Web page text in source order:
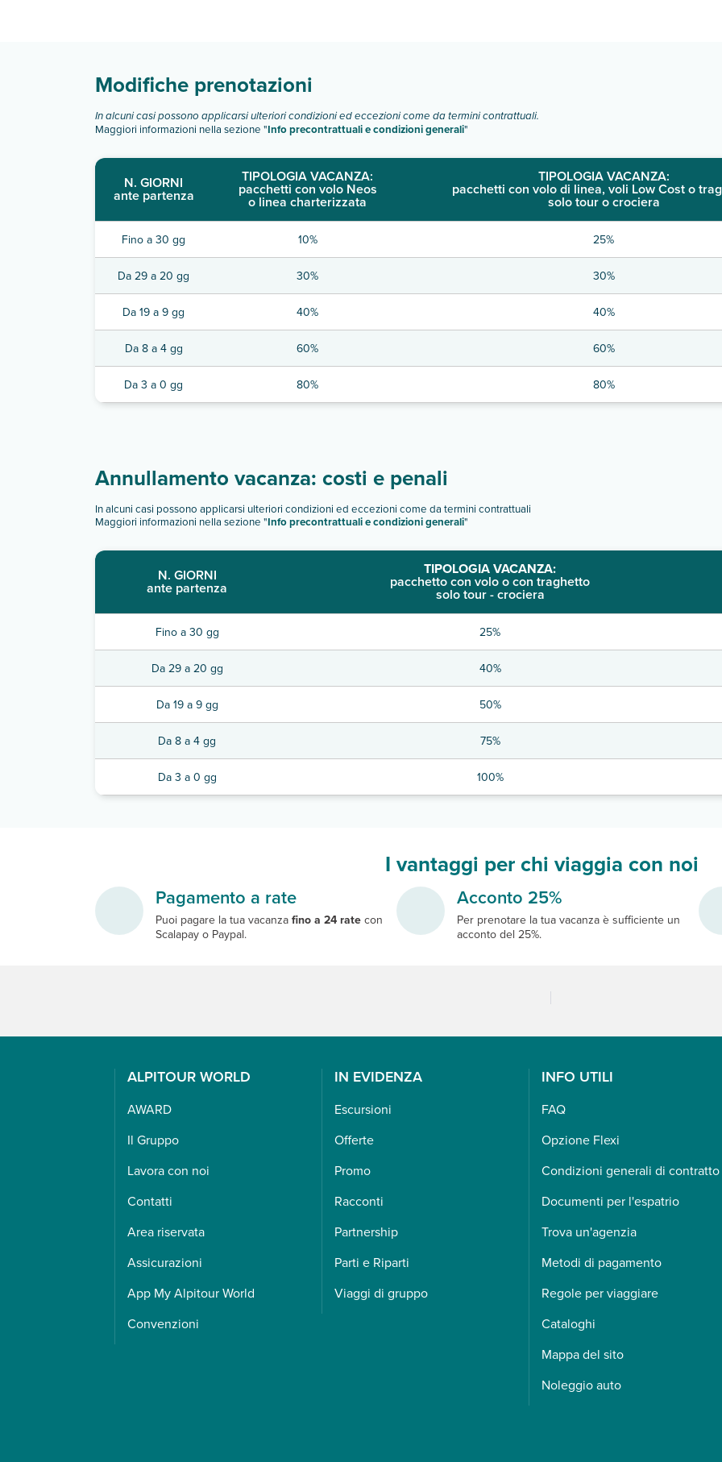
Modifiche prenotazioni
In alcuni casi possono applicarsi ulteriori condizioni ed eccezioni come da termini contrattuali.
Maggiori informazioni nella sezione "Info precontrattuali e condizioni generali"
N. GIORNI
ante partenza
TIPOLOGIA VACANZA:
pacchetti con volo Neos
o linea charterizzata
TIPOLOGIA VACANZA:
pacchetti con volo di linea, voli Low Cost o
solo tour o crociera
Fino a 30 gg 10% 25%
Da 29 a 20 gg 30% 30%
Da 19 a 9 gg 40% 40%
Da 8 a 4 gg 60% 60%
Da 3 a 0 gg 80% 80%
Annullamento vacanza: costi e penali
In alcuni casi possono applicarsi ulteriori condizioni ed eccezioni come da termini contrattuali
Maggiori informazioni nella sezione "Info precontrattuali e condizioni generali"
N. GIORNI
ante partenza
TIPOLOGIA VACANZA:
pacchetto con volo o con traghetto
solo tour - crociera
Fino a 30 gg 25%
Da 29 a 20 gg 40%
Da 19 a 9 gg 50%
Da 8 a 4 gg 75%
Da 3 a 0 gg 100%
I vantaggi per chi viaggia con noi
Pagamento a rate
Puoi pagare la tua vacanza fino a 24 rate con
Scalapay o Paypal.
Acconto 25%
Per prenotare la tua vacanza è sufficiente un
acconto del 25%.
ALPITOUR WORLD
AWARD
Il Gruppo
Lavora con noi
Contatti
Area riservata
Assicurazioni
App My Alpitour World
Convenzioni
IN EVIDENZA
Escursioni
Offerte
Promo
Racconti
Partnership
Parti e Riparti
Viaggi di gruppo
INFO UTILI
FAQ
Opzione Flexi
Condizioni generali di contratto
Documenti per l'espatrio
Trova un'agenzia
Metodi di pagamento
Regole per viaggiare
Cataloghi
Mappa del sito
Noleggio auto